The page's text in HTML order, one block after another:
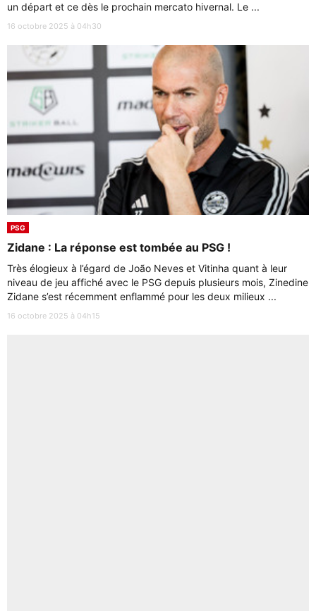
un départ et ce dès le prochain mercato hivernal. Le ...
16 octobre 2025 à 04h30
PSG
Zidane : La réponse est tombée au PSG !
Très élogieux à l’égard de João Neves et Vitinha quant à leur
niveau de jeu affiché avec le PSG depuis plusieurs mois, Zinedine
Zidane s’est récemment enflammé pour les deux milieux ...
16 octobre 2025 à 04h15